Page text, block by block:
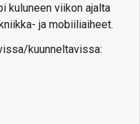
kuluneen viikon ajalta
ja mobiiliaiheet.
kuunneltavissa: